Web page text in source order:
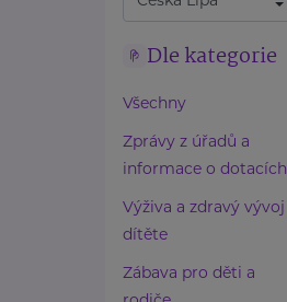
Dle kategorie
Všechny
Zprávy z úřadů a
informace o dotacích
Výživa a zdravý vývoj
dítěte
Zábava pro děti a